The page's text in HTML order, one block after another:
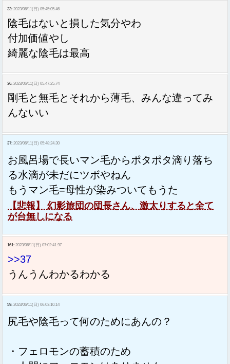
33: 2023/06/11(日) 05:45:05.46
陰毛はないと損した気分やわ
付加価値やし
綺麗な陰毛は最高
36: 2023/06/11(日) 05:47:25.74
剛毛と無毛とそれから薄毛、みんな違ってみ
んないい
37: 2023/06/11(日) 05:48:24.30
お風呂場で長いマン毛からポタポタ滴り落ち
る水滴が未だにツボやねん
もうマン毛=母性が染みついてもうた
【悲報】 幻影旅団の団長さん、激太りすると全て
が台無しになる
161: 2023/06/11(日) 07:02:41.97
>>37
うんうんわかるわかる
59: 2023/06/11(日) 06:03:10.14
尻毛や陰毛って何のためにあんの？
・フェロモンの蓄積のため